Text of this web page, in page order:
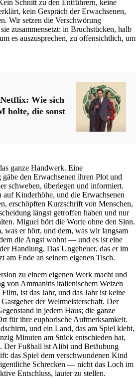
Schnitt zu den Entführern, keine
kein Gespräch der Erwachsenen,
Wir setzen die Verschwörung
zusammensetzt: in Bruchstücken, halb
es auszusprechen, zu offensichtlich, um
Wie sich
holte, die sonst
ganze Handwerk. Eine
den Erwachsenen ihren Plot und
schweben, überlegen und informiert.
auf Kinderhöhe, und die Erwachsenen
erschöpften Kurzschrift von Menschen,
längst getroffen haben und nur
Miguel hört die Worte ohne den Sinn.
was er hört, und dem, was wir langsam
die Angst wohnt — und es ist eine
Handlung. Das Ungeheuer, das er im
am Ende an seinem eigenen Tisch.
zu einem eigenen Werk macht und
von Ammanitis italienischem Weizen
ist das Jahr, und das Jahr ist keine
der Weltmeisterschaft. Der
in jedem Haus; die ganze
für ihre euphorische Aufmerksamkeit.
und ein Land, das am Spiel klebt,
Minuten am Stück entschieden hat,
Der Fußball ist Alibi und Betäubung
das Spiel dem verschwundenen Kind
Schrecken — nicht das Loch im
Entschluss, lauter zu stellen.